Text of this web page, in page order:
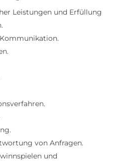
Leistungen und Erfüllung
von Anfragen.
und